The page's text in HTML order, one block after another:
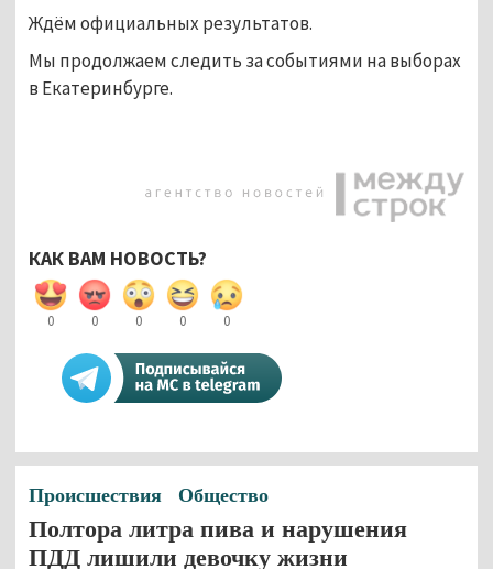
Ждём официальных результатов.
Мы продолжаем следить за событиями на выборах
в Екатеринбурге.
КАК ВАМ НОВОСТЬ?
0 0 0 0 0
Происшествия Общество
Полтора литра пива и нарушения
ПДД лишили девочку жизни